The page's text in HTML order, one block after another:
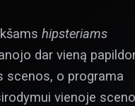
hipsteriams
dar vieną
scenos, o programa
vienoje